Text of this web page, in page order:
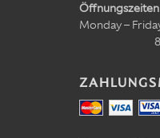
Öffnungszeiten
Monday –